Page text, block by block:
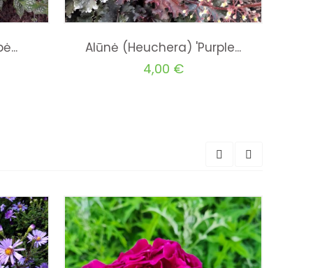
Alūnė (Heuchera) 'Purple...
4,00 €